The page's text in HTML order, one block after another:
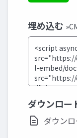
埋め込む
ダウンロー
ダウン